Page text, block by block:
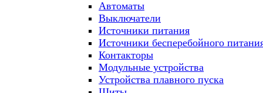
Автоматы
Выключатели
Источники питания
Источники бесперебойного
Контакторы
Модульные устройства
Устройства плавного пуска